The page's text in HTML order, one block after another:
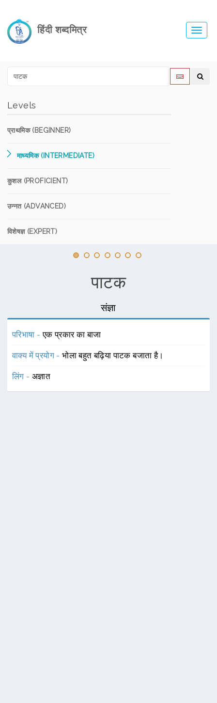
हिंदी शब्दमित्र
Levels
प्राथमिक (BEGINNER)
माध्यमिक (INTERMEDIATE)
कुशल (PROFICIENT)
उन्नत (ADVANCED)
विशेषज्ञ (EXPERT)
पाटक
संज्ञा
परिभाषा -एक प्रकार का बाजा
वाक्य में प्रयोग -भोला बहुत बढ़िया पाटक बजाता है।
लिंग - अज्ञात